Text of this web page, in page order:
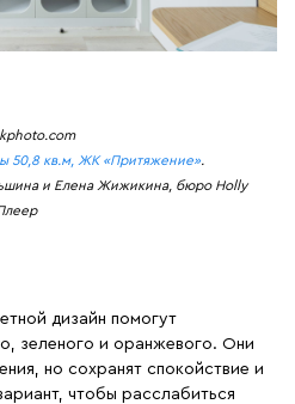
50,8 кв.м, ЖК «Притяжение».
и Елена Жижикина, бюро Holly
дизайн помогут
зеленого и оранжевого. Они
но сохранят спокойствие и
чтобы расслабиться